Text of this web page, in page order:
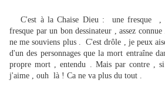
C'est à la Chaise Dieu : une fresque ,
fresque par un bon dessinateur , assez
ne me souviens plus . C'est drôle , je peux
d'un des personnages que la mort entraîne
propre mort , entendu . Mais par contre ,
j'aime , ouh là ! Ca ne va plus du tout .